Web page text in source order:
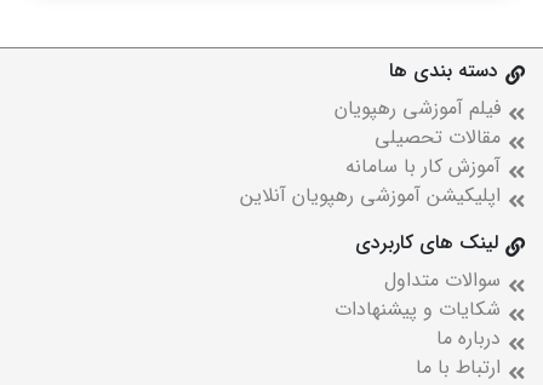
دسته بندی ها
فیلم آموزشی رهپویان
مقالات تحصیلی
آموزش کار با سامانه
اپلیکیشن آموزشی رهپویان آنلاین
لینک های کاربردی
سوالات متداول
شکایات و پیشنهادات
درباره ما
ارتباط با ما